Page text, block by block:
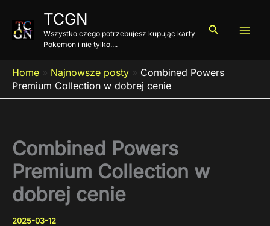
treści
TCGN
Wszystko czego potrzebujesz kupując karty
Pokemon i nie tylko....
Szukaj
Home » Najnowsze posty » Combined Powers
Premium Collection w dobrej cenie
Combined Powers
Premium Collection w
dobrej cenie
2025-03-12